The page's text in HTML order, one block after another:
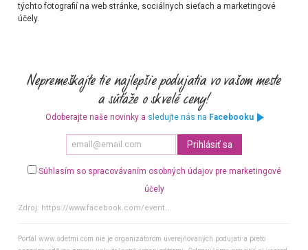
týchto fotografií na web stránke, sociálnych sieťach a marketingové
účely.
Odoberajte naše novinky a sledujte nás na Facebooku
Súhlasím so spracovávaním osobných údajov pre marketingové
účely
Zdroj: https://www.facebook.com/event...
Portál www.sdetmi.com nie je organizátorom uverejňovaných podujatí a preto